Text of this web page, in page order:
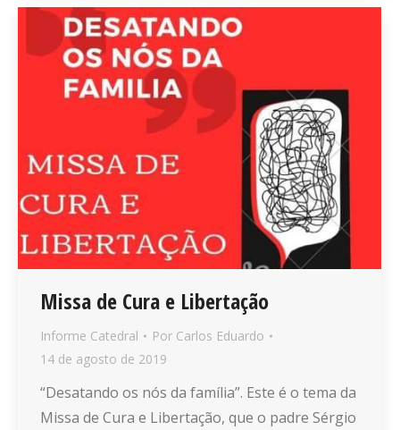
Missa de Cura e Libertação
Informe Catedral Por Carlos Eduardo
14 de agosto de 2019
“Desatando os nós da família”. Este é o tema da
Missa de Cura e Libertação, que o padre Sérgio